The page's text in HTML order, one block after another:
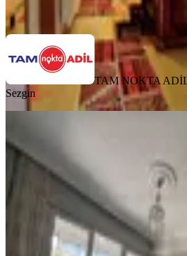
Ara
TAM NOKTA
Sezgin
Bergama, Bahçelievler
2+1
·110 m² 3. Kat
3.225.000 ₺3.300.000 ₺